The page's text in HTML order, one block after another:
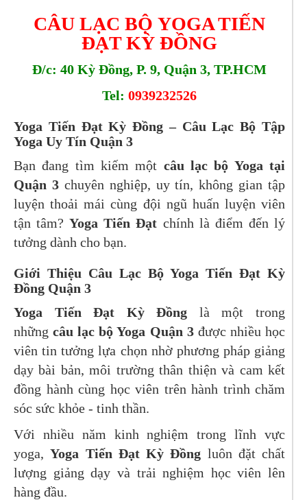
CÂU LẠC BỘ YOGA TIẾN
ĐẠT KỲ ĐỒNG
Đ/c: 40 Kỳ Đồng, P. 9, Quận 3, TP.HCM
Tel: 0939232526
Yoga Tiến Đạt Kỳ Đồng – Câu Lạc Bộ Tập
Yoga Uy Tín Quận 3
Bạn đang tìm kiếm một câu lạc bộ Yoga tại
Quận 3chuyên nghiệp, uy tín, không gian tập
luyện thoải mái cùng đội ngũ huấn luyện viên
tận tâm?Yoga Tiến Đạt chính là điểm đến lý
tưởng dành cho bạn.
Giới Thiệu Câu Lạc Bộ Yoga Tiến Đạt Kỳ
Đồng Quận 3
Yoga Tiến Đạt Kỳ Đồng là một trong
nhữngcâu lạc bộ Yoga Quận 3được nhiều học
viên tin tưởng lựa chọn nhờ phương pháp giảng
dạy bài bản, môi trường thân thiện và cam kết
đồng hành cùng học viên trên hành trình chăm
sóc sức khỏe - tinh thần.
Với nhiều năm kinh nghiệm trong lĩnh vực
yoga,Yoga Tiến Đạt Kỳ Đồng luôn đặt chất
lượng giảng dạy và trải nghiệm học viên lên
hàng đầu.